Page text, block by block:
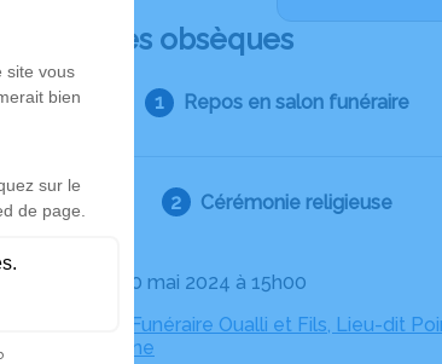
Déroulé des obsèques
Repos en salon funéraire
Cérémonie religieuse
Le jeudi 30 mai 2024 à 15h00
Chambre Funéraire Oualli et Fils, Lieu-dit
Sainte-Anne